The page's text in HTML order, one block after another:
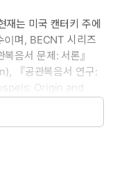
들은 복음서 기자인
독자들이 마가복음을
얻게 될 것이다. 이
다.
다. (1) 첫째는, 회
재는 미국 캔터키 주에
이며, BECNT 시리즈
음서 문제: 서론』
『공관복음서 연구:
Origin and
시리